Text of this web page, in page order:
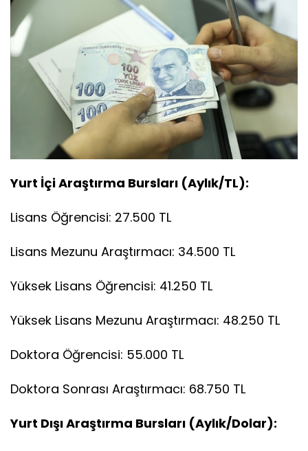
Yurt İçi Araştırma Bursları (Aylık/TL):
Lisans Öğrencisi: 27.500 TL
Lisans Mezunu Araştırmacı: 34.500 TL
Yüksek Lisans Öğrencisi: 41.250 TL
Yüksek Lisans Mezunu Araştırmacı: 48.250 TL
Doktora Öğrencisi: 55.000 TL
Doktora Sonrası Araştırmacı: 68.750 TL
Yurt Dışı Araştırma Bursları (Aylık/Dolar):